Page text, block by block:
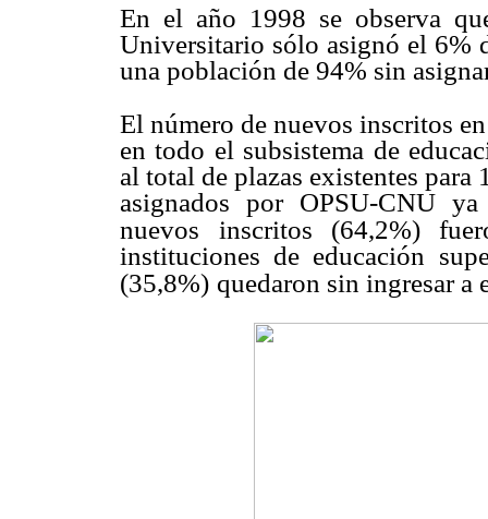
En el año 1998 se observa
Universitario sólo asignó el 6%
una población de 94% sin
El número de nuevos inscritos
en todo el subsistema de
al total de plazas existentes
asignados por OPSU-CNU
nuevos
inscritos (64,2%)
instituciones de educación
(35,8%) quedaron sin ingresar a